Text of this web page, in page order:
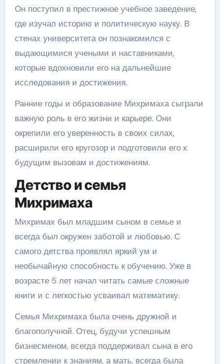
Он поступил в престижное учебное заведение,
где изучал историю и политическую науку. В
стенах университета он познакомился с
выдающимися учеными и наставниками,
которые вдохновили его на дальнейшие
исследования и достижения.
Ранние годы и образование Михримаха сыграли
важную роль в его жизни и карьере. Они
окрепили его уверенность в своих силах,
расширили его кругозор и подготовили его к
будущим вызовам и достижениям.
Детство и семья
Михримаха
Михримах был младшим сыном в семье и
всегда был окружен заботой и любовью. С
самого детства проявлял яркий ум и
необычайную способность к обучению. Уже в
возрасте 5 лет начал читать самые сложные
книги и с легкостью усваивал математику.
Семья Михримаха была очень дружной и
благополучной. Отец, будучи успешным
бизнесменом, всегда поддерживал сына в его
стремлении к знаниям, а мать, всегда была